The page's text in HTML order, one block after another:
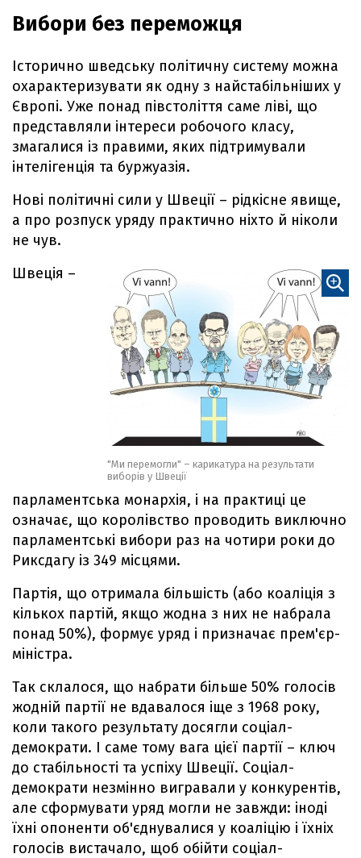
Вибори без переможця
Історично шведську політичну систему можна
охарактеризувати як одну з найстабільніших у
Європі. Уже понад півстоліття саме ліві, що
представляли інтереси робочого класу,
змагалися із правими, яких підтримували
інтелігенція та буржуазія.
Нові політичні сили у Швеції – рідкісне явище,
а про розпуск уряду практично ніхто й ніколи
не чув.
"Ми перемогли" – карикатура на результати
виборів у Швеції
Швеція –
парламентська монархія, і на практиці це
означає, що королівство проводить виключно
парламентські вибори раз на чотири роки до
Риксдагу із 349 місцями.
Партія, що отримала більшість (або коаліція з
кількох партій, якщо жодна з них не набрала
понад 50%), формує уряд і призначає прем'єр-
міністра.
Так склалося, що набрати більше 50% голосів
жодній партії не вдавалося іще з 1968 року,
коли такого результату досягли соціал-
демократи. І саме тому вага цієї партії – ключ
до стабільності та успіху Швеції. Соціал-
демократи незмінно вигравали у конкурентів,
але сформувати уряд могли не завжди: іноді
їхні опоненти об'єднувалися у коаліцію і їхніх
голосів вистачало, щоб обійти соціал-